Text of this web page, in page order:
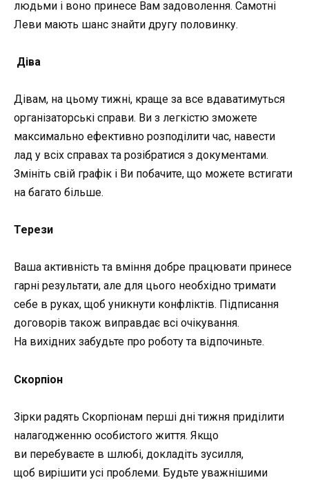
людьми і воно принесе Вам задоволення. Самотні
Леви мають шанс знайти другу половинку.
Діва
Дівам, на цьому тижні, краще за все вдаватимуться
організаторські справи. Ви з легкістю зможете
максимально ефективно розподілити час, навести
лад у всіх справах та розібратися з документами.
Змініть свій графік і Ви побачите, що можете встигати
на багато більше.
Терези
Ваша активність та вміння добре працювати принесе
гарні результати, але для цього необхідно тримати
себе в руках, щоб уникнути конфліктів. Підписання
договорів також виправдає всі очікування.
На вихідних забудьте про роботу та відпочиньте.
Скорпіон
Зірки радять Скорпіонам перші дні тижня приділити
налагодженню особистого життя. Якщо
ви перебуваєте в шлюбі, докладіть зусилля,
щоб вирішити усі проблеми. Будьте уважнішими